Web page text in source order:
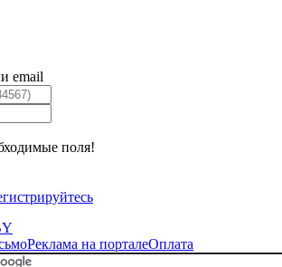
email
поля!
Реклама на порталеОплата